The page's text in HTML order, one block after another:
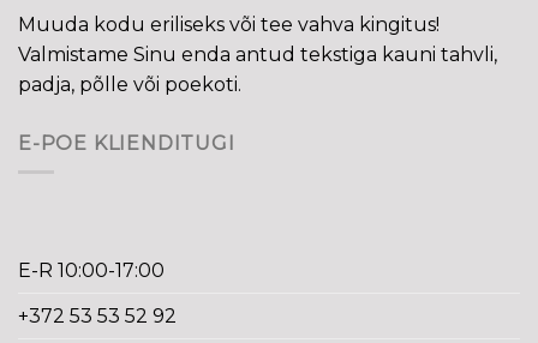
Muuda kodu eriliseks või tee vahva kingitus!
Valmistame Sinu enda antud tekstiga kauni tahvli,
padja, põlle või poekoti.
E-POE KLIENDITUGI
E-R 10:00-17:00
+372 53 53 52 92